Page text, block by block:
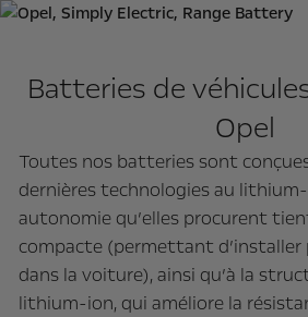
Batteries de
Opel
Toutes nos batteries sont
dernières technologies au
autonomie qu’elles procurent
compacte (permettant
dans la voiture), ainsi qu’à la
lithium-ion, qui améliore la